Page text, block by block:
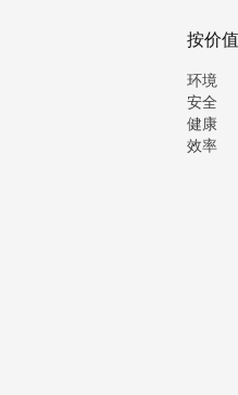
按价
环境
安全
健康
效率